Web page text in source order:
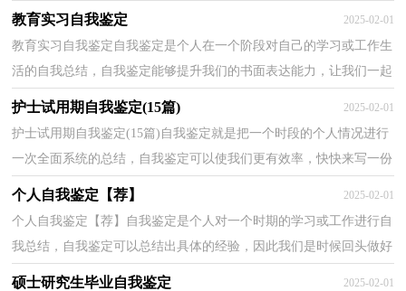
要做好总结，写好自我鉴定。那么我们该怎么去写自...
教育实习自我鉴定 2025-02-01
教育实习自我鉴定自我鉴定是个人在一个阶段对自己的学习或工作生
活的自我总结，自我鉴定能够提升我们的书面表达能力，让我们一起
认真地写一份自我鉴定吧。我们该怎么去写自我鉴...
护士试用期自我鉴定(15篇) 2025-02-01
护士试用期自我鉴定(15篇)自我鉴定就是把一个时段的个人情况进行
一次全面系统的总结，自我鉴定可以使我们更有效率，快快来写一份
自我鉴定吧。那么我们该怎么去写自我鉴定呢？下面...
个人自我鉴定【荐】 2025-02-01
个人自我鉴定【荐】自我鉴定是个人对一个时期的学习或工作进行自
我总结，自我鉴定可以总结出具体的经验，因此我们是时候回头做好
总结。我们该怎么去写自我鉴定呢？下面是小编整理...
硕士研究生毕业自我鉴定 2025-02-01